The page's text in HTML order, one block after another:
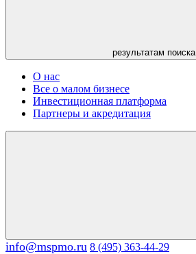
результатам поиска
О нас
Все о малом бизнесе
Инвестиционная платформа
Партнеры и акредитация
info@mspmo.ru 8 (495) 363-44-29